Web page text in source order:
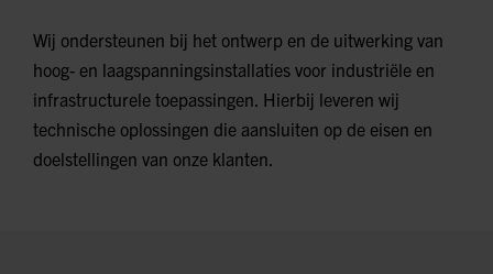
Wij ondersteunen bij het ontwerp en de uitwerking van
hoog- en laagspanningsinstallaties voor industriële en
infrastructurele toepassingen. Hierbij leveren wij
technische oplossingen die aansluiten op de eisen en
doelstellingen van onze klanten.